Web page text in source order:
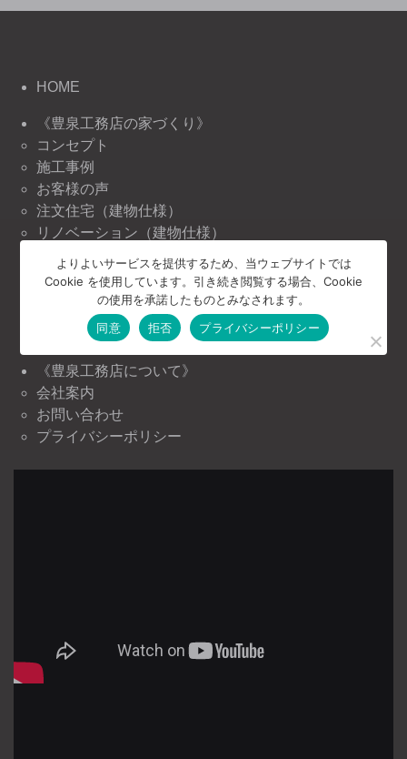
HOME
《豊泉工務店の家づくり》
コンセプト
施工事例
お客様の声
注文住宅（建物仕様）
リノベーション（建物仕様）
リフォーム（建物仕様）
《豊泉工務店の情報》
ニュース＆トピックス
イベント情報
《豊泉工務店について》
会社案内
お問い合わせ
プライバシーポリシー
よりよいサービスを提供するため、当ウェブサイトでは
Cookie を使用しています。引き続き閲覧する場合、Cookie
の使用を承諾したものとみなされます。
同意
拒否 プライバシーポリシー